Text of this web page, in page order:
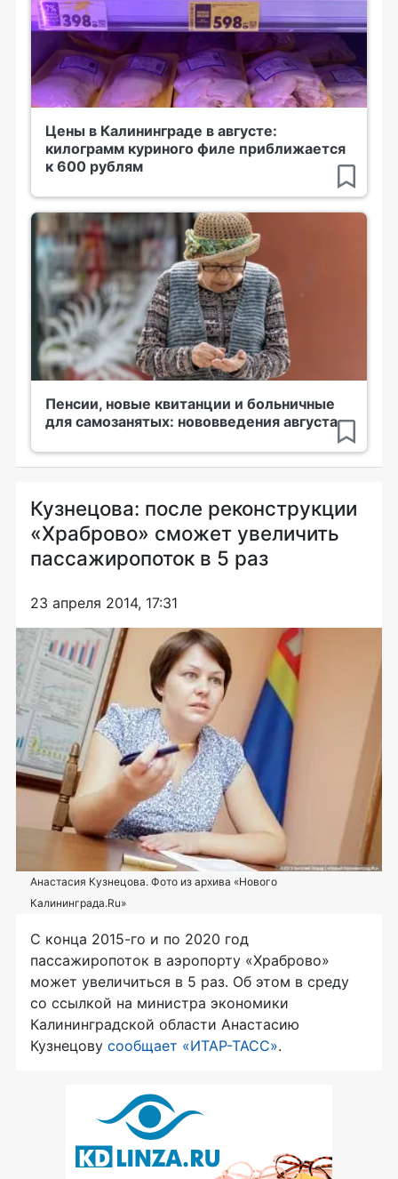
Цены в Калининграде в августе:
килограмм куриного филе приближается
к 600 рублям
Пенсии, новые квитанции и больничные
для самозанятых: нововведения августа
Кузнецова: после реконструкции
«Храброво» сможет увеличить
пассажиропоток в 5 раз
23 апреля 2014, 17:31
Анастасия Кузнецова. Фото из архива «Нового
Калининграда.Ru»
C конца 2015-го и по 2020 год
пассажиропоток в аэропорту «Храброво»
может увеличиться в 5 раз. Об этом в среду
со ссылкой на министра экономики
Калининградской области Анастасию
Кузнецову сообщает «ИТАР-ТАСС».